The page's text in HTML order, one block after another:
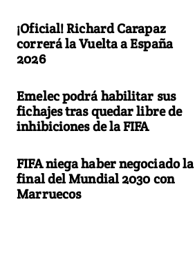
¡Oficial! Richard Carapaz
correrá la Vuelta a España
2026
Emelec podrá habilitar sus
fichajes tras quedar libre de
inhibiciones de la FIFA
FIFA niega haber negociado la
final del Mundial 2030 con
Marruecos